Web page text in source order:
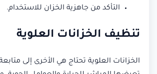
التأكد من جاهزية الخزان للاستخدام.
تنظيف الخزانات العلوية
الخزانات العلوية تحتاج هي الأخرى إلى